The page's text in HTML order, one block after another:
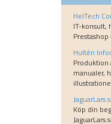
HelTech
IT-konsult,
Hultén
manualer,
Köp din